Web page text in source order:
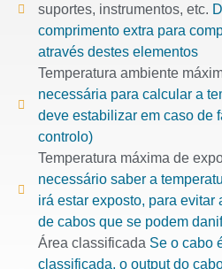
suportes, instrumentos, etc.
comprimento extra para
através destes elementos
Temperatura ambiente
necessária para calcular a
deve estabilizar em caso de
controlo)
Temperatura máxima de
necessário saber a
irá estar exposto, para
de cabos que se podem
Área classificada Se o cabo
classificada, o output do